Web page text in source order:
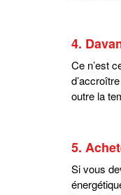
4.
Ce n’est
outre la
5.
Si vous